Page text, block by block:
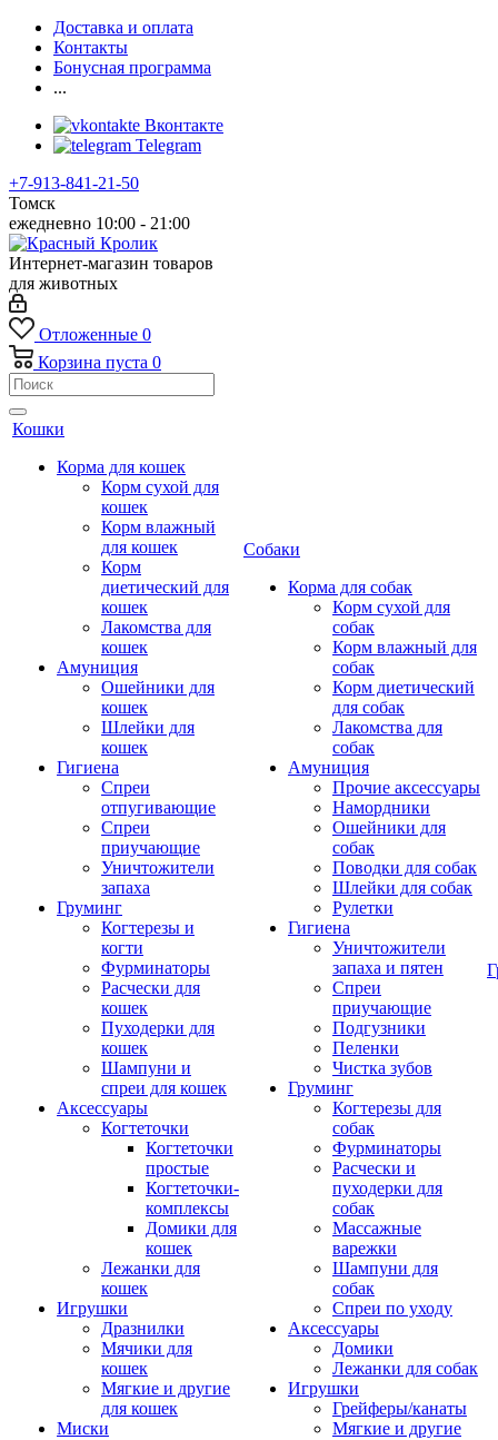
Доставка и оплата
Контакты
Бонусная программа
...
Вконтакте
Telegram
+7-913-841-21-50
Томск
ежедневно 10:00 - 21:00
Интернет-магазин товаров
для животных
Отложенные 0
Корзина пуста 0
Кошки
Корма для кошек
Корм сухой для
кошек
Корм влажный
для кошек
Корм
диетический для
кошек
Лакомства для
кошек
Амуниция
Ошейники для
кошек
Шлейки для
кошек
Гигиена
Спреи
отпугивающие
Спреи
приучающие
Уничтожители
запаха
Груминг
Когтерезы и
когти
Фурминаторы
Расчески для
кошек
Пуходерки для
кошек
Шампуни и
спреи для кошек
Аксессуары
Когтеточки
Когтеточки
простые
Когтеточки-
комплексы
Домики для
кошек
Лежанки для
кошек
Игрушки
Дразнилки
Мячики для
кошек
Мягкие и другие
для кошек
Миски
Собаки
Корма для собак
Корм сухой для
собак
Корм влажный для
собак
Корм диетический
для собак
Лакомства для
собак
Амуниция
Прочие аксессуары
Намордники
Ошейники для
собак
Поводки для собак
Шлейки для собак
Рулетки
Гигиена
Уничтожители
запаха и пятен
Спреи
приучающие
Подгузники
Пеленки
Чистка зубов
Груминг
Когтерезы для
собак
Фурминаторы
Расчески и
пуходерки для
собак
Массажные
варежки
Шампуни для
собак
Спреи по уходу
Аксессуары
Домики
Лежанки для собак
Игрушки
Грейферы/канаты
Мягкие и другие